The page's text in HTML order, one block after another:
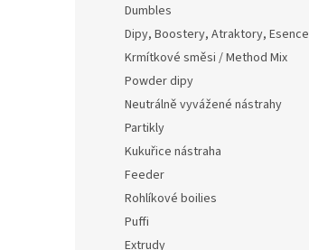
Dumbles
Dipy, Boostery, Atraktory, Esence
Krmítkové směsi / Method Mix
Powder dipy
Neutrálně vyvážené nástrahy
Partikly
Kukuřice nástraha
Feeder
Rohlíkové boilies
Puffi
Extrudy